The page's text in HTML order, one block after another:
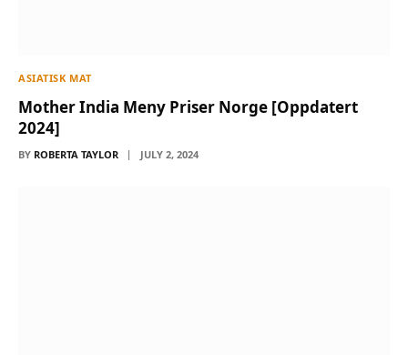
ASIATISK MAT
Mother India Meny Priser Norge [Oppdatert
2024]
BY ROBERTA TAYLOR JULY 2, 2024